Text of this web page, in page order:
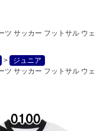
ツ サッカー フットサル ウェ
ジュニア
ツ サッカー フットサル ウェ